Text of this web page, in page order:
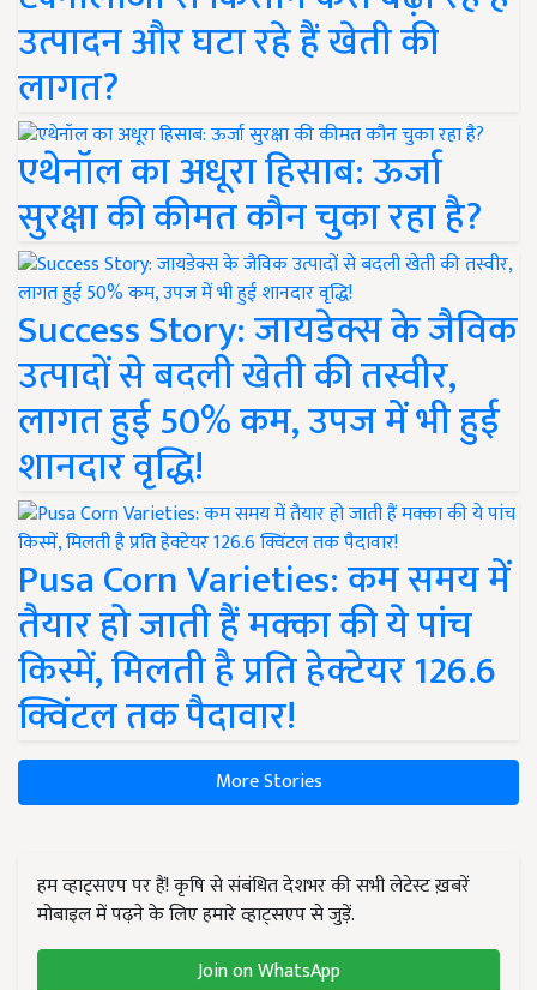
उत्पादन और घटा रहे हैं खेती की
लागत?
एथेनॉल का अधूरा हिसाब: ऊर्जा
सुरक्षा की कीमत कौन चुका रहा है?
Success Story: जायडेक्स के जैविक
उत्पादों से बदली खेती की तस्वीर,
लागत हुई 50% कम, उपज में भी हुई
शानदार वृद्धि!
Pusa Corn Varieties: कम समय में
तैयार हो जाती हैं मक्का की ये पांच
किस्में, मिलती है प्रति हेक्टेयर 126.6
क्विंटल तक पैदावार!
More Stories
हम व्हाट्सएप पर हैं! कृषि से संबंधित देशभर की सभी लेटेस्ट ख़बरें
मोबाइल में पढ़ने के लिए हमारे व्हाट्सएप से जुड़ें.
Join on WhatsApp